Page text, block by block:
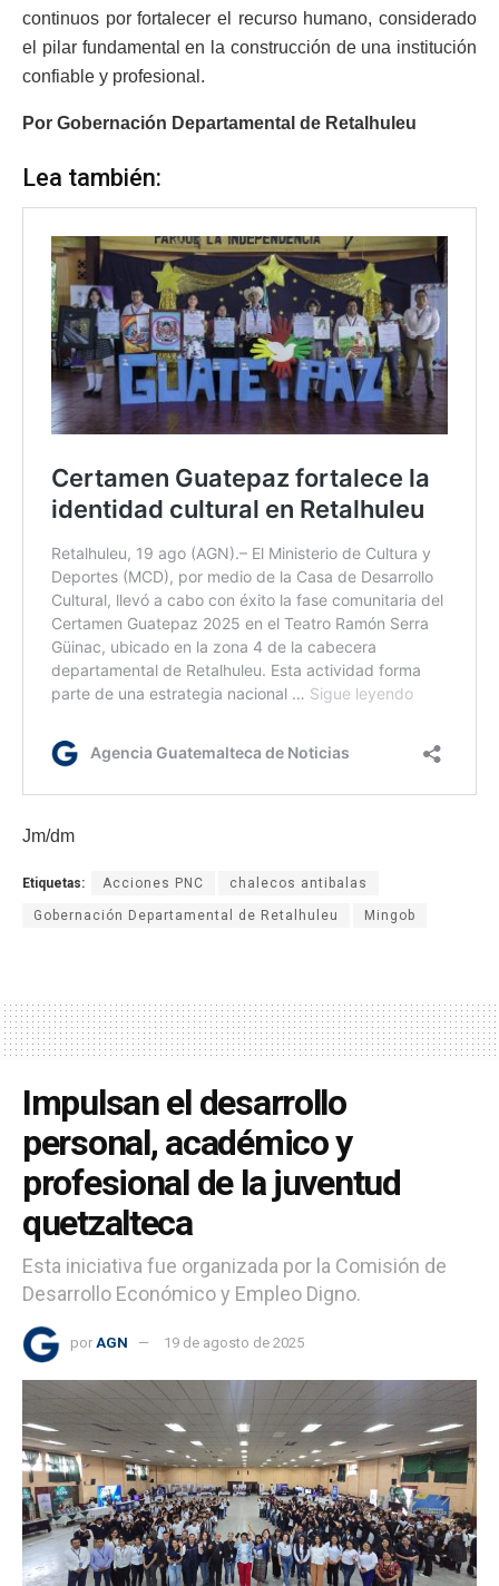
continuos por fortalecer el recurso humano, considerado
el pilar fundamental en la construcción de una institución
confiable y profesional.
Por Gobernación Departamental de Retalhuleu
Lea también:
Jm/dm
Etiquetas: Acciones PNC chalecos antibalas
Gobernación Departamental de Retalhuleu Mingob
Impulsan el desarrollo
personal, académico y
profesional de la juventud
quetzalteca
Esta iniciativa fue organizada por la Comisión de
Desarrollo Económico y Empleo Digno.
por AGN 19 de agosto de 2025